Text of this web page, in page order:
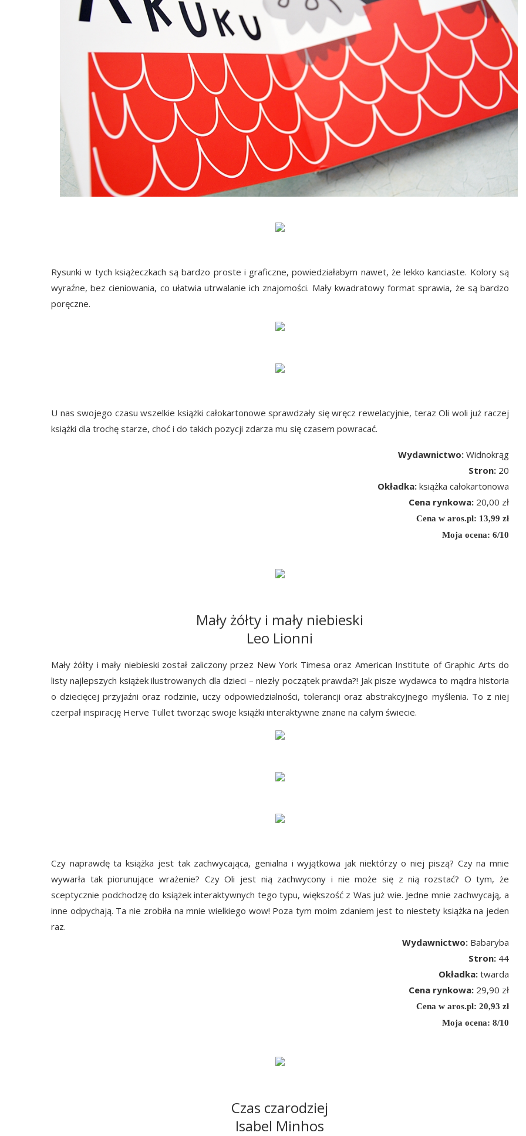
Rysunki w tych książeczkach są bardzo proste i graficzne, powiedziałabym nawet, że lekko kanciaste. Kolory są
wyraźne, bez cieniowania, co ułatwia utrwalanie ich znajomości. Mały kwadratowy format sprawia, że są bardzo
poręczne.
U nas swojego czasu wszelkie książki całokartonowe sprawdzały się wręcz rewelacyjnie, teraz Oli woli już raczej
książki dla trochę starze, choć i do takich pozycji zdarza mu się czasem powracać.
Wydawnictwo: Widnokrąg
Stron:20
Okładka:książka całokartonowa
Cena rynkowa:20,00 zł
Cena w aros.pl: 13,99 zł
Moja ocena: 6/10
Mały żółty i mały niebieski
Leo Lionni
Mały żółty i mały niebieski został zaliczony przez New York Timesa oraz American Institute of Graphic Arts do
listy najlepszych książek ilustrowanych dla dzieci – niezły początek prawda?! Jak pisze wydawca to mądra historia
o dziecięcej przyjaźni oraz rodzinie, uczy odpowiedzialności, tolerancji oraz abstrakcyjnego myślenia. To z niej
czerpał inspirację Herve Tullet tworząc swoje książki interaktywne znane na całym świecie.
Czy naprawdę ta książka jest tak zachwycająca, genialna i wyjątkowa jak niektórzy o niej piszą? Czy na mnie
wywarła tak piorunujące wrażenie? Czy Oli jest nią zachwycony i nie może się z nią rozstać? O tym, że
sceptycznie podchodzę do książek interaktywnych tego typu, większość z Was już wie. Jedne mnie zachwycają, a
inne odpychają. Ta nie zrobiła na mnie wielkiego wow! Poza tym moim zdaniem jest to niestety książka na jeden
raz.
Wydawnictwo: Babaryba
Stron:44
Okładka:twarda
Cena rynkowa:29,90 zł
Cena w aros.pl: 20,93 zł
Moja ocena: 8/10
Czas czarodziej
Isabel Minhos